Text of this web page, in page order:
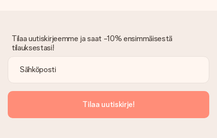
Tämä tarkoittaa sitä, että lahja toimitetaan suoraan
vastaanottajalle, mikä tekee siitä todellisen yllätyksen!
Tilaa uutiskirjeemme ja saat -10% ensimmäisestä
tilauksestasi!
Tilaa uutiskirje!